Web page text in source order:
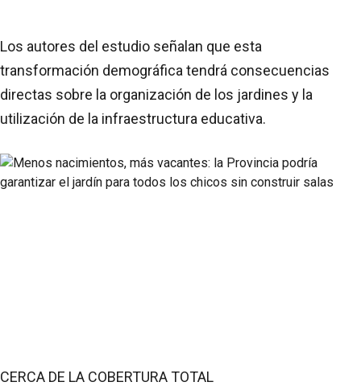
Los autores del estudio señalan que esta
transformación demográfica tendrá consecuencias
directas sobre la organización de los jardines y la
utilización de la infraestructura educativa.
CERCA DE LA COBERTURA TOTAL